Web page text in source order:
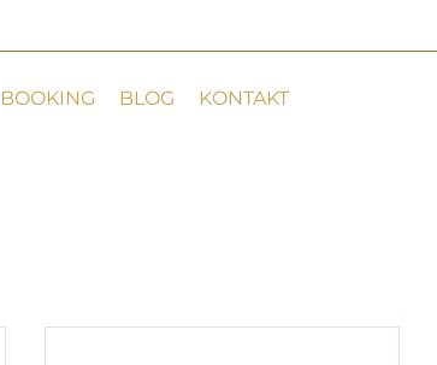
BOOKING BLOG KONTAKT